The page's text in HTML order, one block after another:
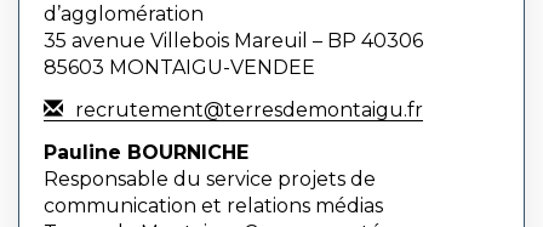
d’agglomération
35 avenue Villebois Mareuil – BP 40306
85603 MONTAIGU-VENDEE
recrutement@terresdemontaigu.fr
Pauline BOURNICHE
Responsable du service projets de
communication et relations médias